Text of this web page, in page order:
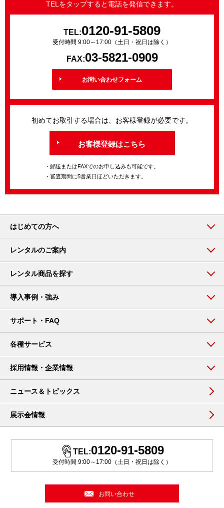
TELをタップすると電話を発信できます。
TEL:0120-91-5809
受付時間 9:00～17:00（土日・祝日は除く）
FAX:03-5821-0909
お問い合わせフォーム
初めてお取引する場合は、お客様登録が必要です。
お客様登録はこちら
・郵送またはFAXでのお申し込みも可能です。
・審査期間に5営業日ほどいただきます。
はじめての方へ
レンタルのご案内
レンタル商品を探す
導入事例・強み
サポート・FAQ
各種サービス
採用情報・企業情報
ニュース＆トピックス
展示会情報
TEL:0120-91-5809
受付時間 9:00～17:00（土日・祝日は除く）
お問い合わせ